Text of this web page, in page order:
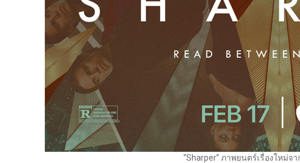
“Sharper” ภาพยนตร์เรื่องใหม่จา